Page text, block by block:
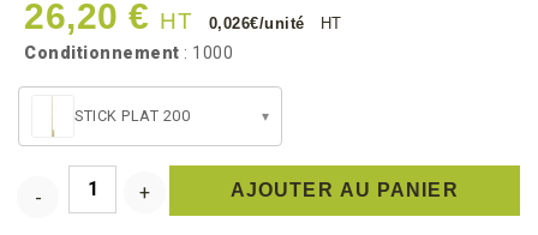
26,20 € HT 0,026€/unité HT
Conditionnement : 1000
STICK PLAT 200 ▾
AJOUTER AU PANIER